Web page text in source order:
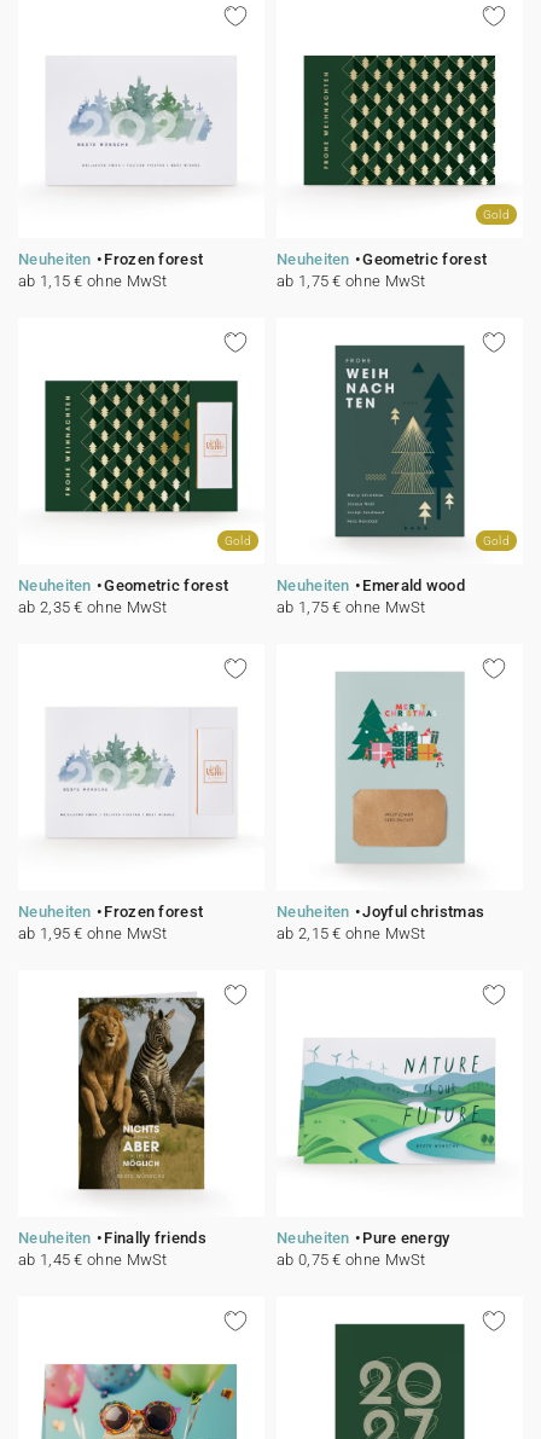
Neuheiten
Frozen forest
ab 1,15 € ohne MwSt
Gold
Neuheiten
Geometric forest
ab 1,75 € ohne MwSt
Gold
Neuheiten
Geometric forest
ab 2,35 € ohne MwSt
Gold
Neuheiten
Emerald wood
ab 1,75 € ohne MwSt
Neuheiten
Frozen forest
ab 1,95 € ohne MwSt
Neuheiten
Joyful christmas
ab 2,15 € ohne MwSt
Neuheiten
Finally friends
ab 1,45 € ohne MwSt
Neuheiten
Pure energy
ab 0,75 € ohne MwSt